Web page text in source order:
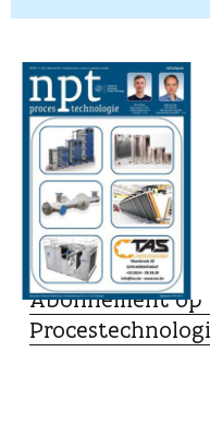
LEESVOER
Abonnement op